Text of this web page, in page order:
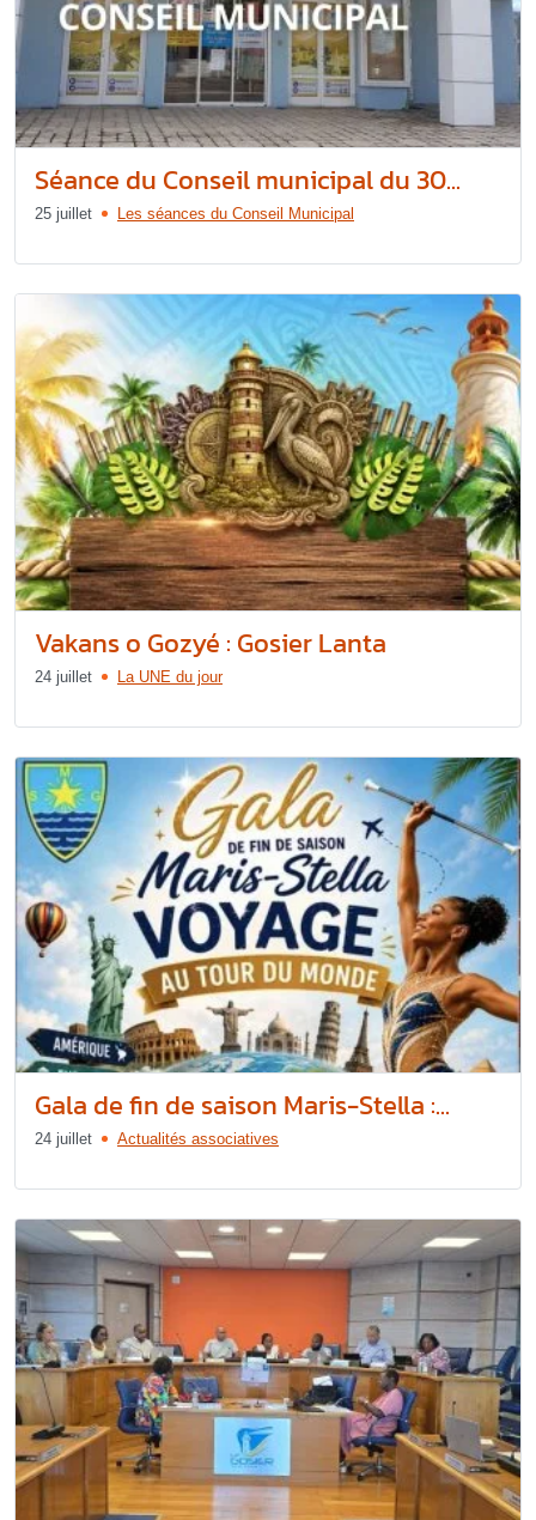
Séance du Conseil municipal du 30...
25 juillet Les séances du Conseil Municipal
Vakans o Gozyé : Gosier Lanta
24 juillet La UNE du jour
Gala de fin de saison Maris-Stella :...
24 juillet Actualités associatives